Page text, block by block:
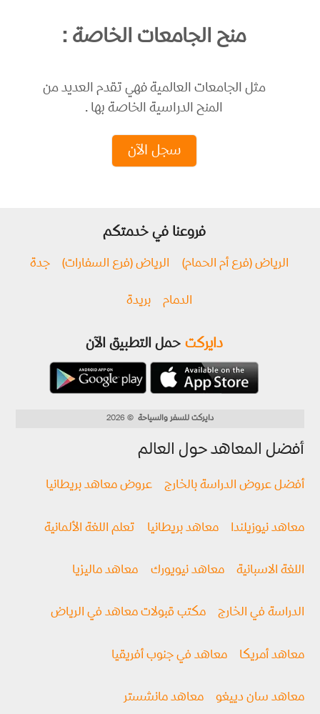
منح الجامعات الخاصة :
مثل الجامعات العالمية فهي تقدم العديد من
المنح الدراسية الخاصة بها .
سجل الآن
فروعنا في خدمتكم
الرياض (فرع أم الحمام) الرياض (فرع السفارات) جدة
الدمام بريدة
دايركتحمل التطبيق الآن
دايركت للسفر والسياحة © 2026
أفضل المعاهد حول العالم
أفضل عروض الدراسة بالخارج عروض معاهد بريطانيا
معاهد نيوزيلندا معاهد بريطانيا تعلم اللغة الألمانية
اللغة الاسبانية معاهد نيويورك معاهد ماليزيا
الدراسة في الخارج مكتب قبولات معاهد في الرياض
معاهد أمريكا معاهد في جنوب أفريقيا
معاهد سان دييغو معاهد مانشستر